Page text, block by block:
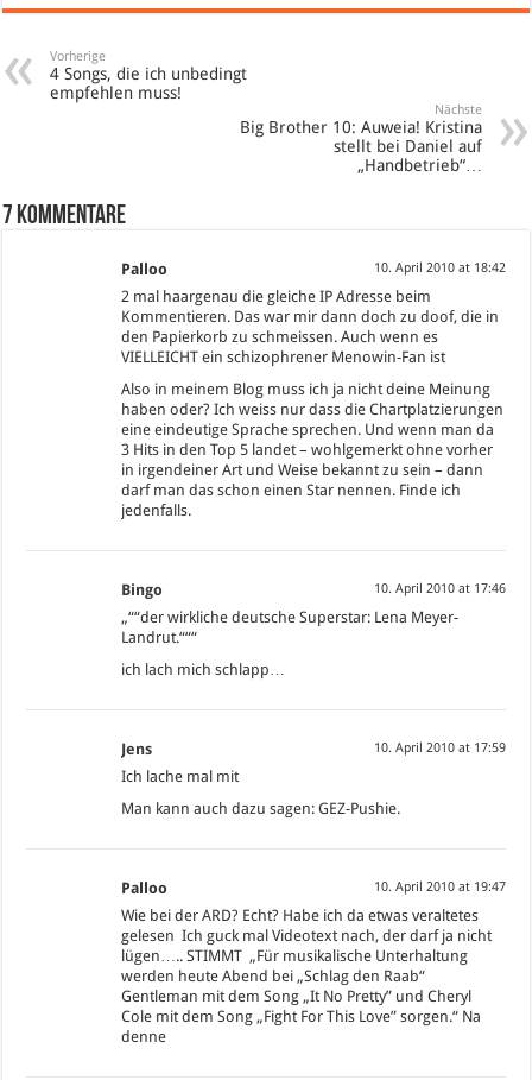
Vorherige
4 Songs, die ich unbedingt
empfehlen muss!
Nächste
Big Brother 10: Auweia! Kristina
stellt bei Daniel auf
„Handbetrieb“…
7 Kommentare
Palloo 10. April 2010 at 18:42
2 mal haargenau die gleiche IP Adresse beim
Kommentieren. Das war mir dann doch zu doof, die in
den Papierkorb zu schmeissen. Auch wenn es
VIELLEICHT ein schizophrener Menowin-Fan ist
Also in meinem Blog muss ich ja nicht deine Meinung
haben oder? Ich weiss nur dass die Chartplatzierungen
eine eindeutige Sprache sprechen. Und wenn man da
3 Hits in den Top 5 landet – wohlgemerkt ohne vorher
in irgendeiner Art und Weise bekannt zu sein – dann
darf man das schon einen Star nennen. Finde ich
jedenfalls.
Bingo 10. April 2010 at 17:46
„““der wirkliche deutsche Superstar: Lena Meyer-
Landrut.“““
ich lach mich schlapp…
Jens 10. April 2010 at 17:59
Ich lache mal mit
Man kann auch dazu sagen: GEZ-Pushie.
Palloo 10. April 2010 at 19:47
Wie bei der ARD? Echt? Habe ich da etwas veraltetes
gelesen Ich guck mal Videotext nach, der darf ja nicht
lügen….. STIMMT „Für musikalische Unterhaltung
werden heute Abend bei „Schlag den Raab“
Gentleman mit dem Song „It No Pretty” und Cheryl
Cole mit dem Song „Fight For This Love” sorgen.“ Na
denne